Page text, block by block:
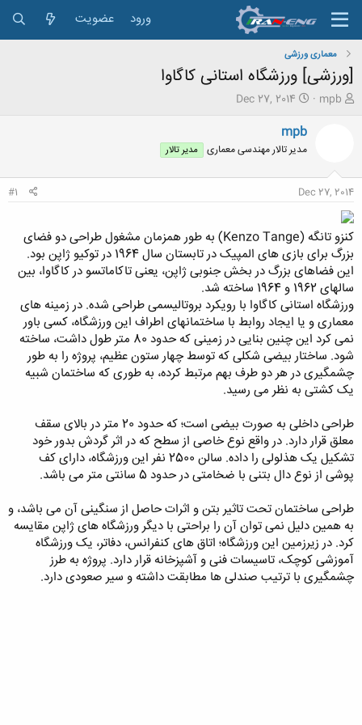
ورود عضویت
معماری ورزشی
[ورزشی] ورزشگاه استانی کاگاوا
ش
ه
م
و
ض
و
ع
mpb
ت
ر
ی
خ
Dec 27, 2014
mpb
مدیر تالار مهندسی معماری مدیر تالار
Dec 27, 2014
#1
کنزو تانگه (Kenzo Tange) به طور همزمان مشغول طراحی دو فضای
بزرگ برای بازی های المپیک در تابستان سال 1964 در توکیو ژاپن بود.
این فضاهای بزرگ در بخش جنوبی ژاپن، یعنی تاکاماتسو در کاگاوا، بین
سالهای 1962 و 1964 ساخته شد.
ورزشگاه استانی کاگاوا با رویکرد بروتالیسمی طراحی شده. در زمینه های
معماری و یا ایجاد روابط با ساختمانهای اطراف این ورزشگاه، کسی باور
نمی کرد این چنین بنایی در زمینی که حدود 80 متر طول داشت، ساخته
شود. ساختار بیضی شکلی که توسط چهار ستون عظیم، پروژه را به طور
چشمگیری در هر دو طرف بهم مرتبط کرده، به طوری که ساختمان شبیه
یک کشتی به نظر می رسید.
طراحی داخلی به صورت بیضی است؛ که حدود 20 متر در بالای سقف
معلق قرار دارد. در واقع نوع خاصی از سطح که در اثر گردش بدور خود
تشکیل یک هذلولی را داده. سالن 2500 نفر این ورزشگاه، دارای کف
پوشی از نوع دال بتنی با ضخامتی در حدود 5 سانتی متر می باشد.
طراحی ساختمان تحت تاثیر بتن و اثرات حاصل از سنگینی آن می باشد، و
به همین دلیل نمی توان آن را براحتی با دیگر ورزشگاه های ژاپن مقایسه
کرد. در زیرزمین این ورزشگاه؛ اتاق های کنفرانس، دفاتر، یک ورزشگاه
آموزشی کوچک، تاسیسات فنی و آشپزخانه قرار دارد. پروژه به طرز
چشمگیری با ترتیب صندلی ها مطابقت داشته و سیر صعودی دارد.